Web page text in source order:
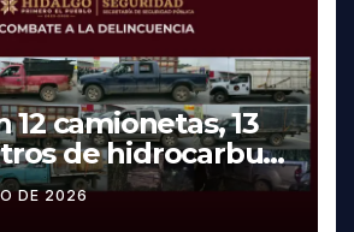
12 camionetas, 13
de hidrocarburo
robados en
DE 2026